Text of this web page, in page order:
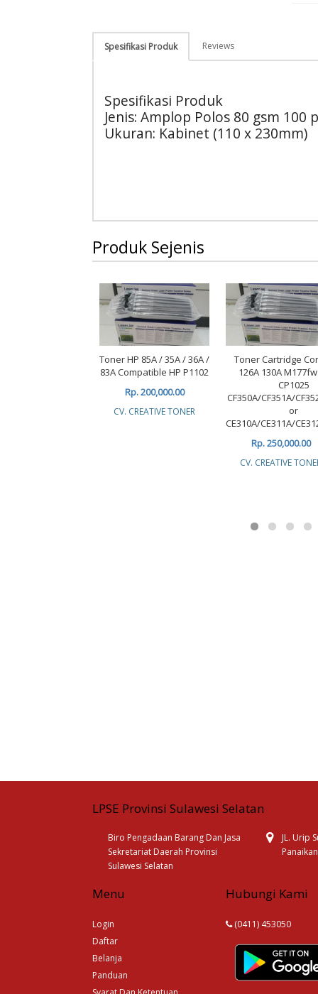
Spesifikasi Produk Reviews
Spesifikasi Produk
Jenis: Amplop Polos 80 gsm 100
Ukuran: Kabinet (110 x 230mm)
Produk Sejenis
Toner HP 85A / 35A / 36A /
83A Compatible HP P1102
Rp. 200,000.00
CV. CREATIVE TONER
Toner Cartridge
126A 130A
CP1025
CF350A/CF351A/
or
CE310A/CE311A/
Rp. 250,000.00
CV. CREATIVE
LPSE Provinsi Sulawesi Selatan
Biro Pengadaan Barang Dan Jasa
Sekretariat Daerah Provinsi
Sulawesi Selatan
JL. Urip
Menu
Login
Daftar
Belanja
Panduan
Hubungi Kami
(0411) 453050